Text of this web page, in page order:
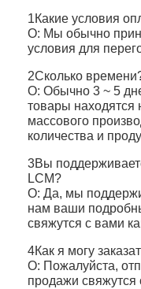
1Какие условия
О: Мы обычно
условия для
2Сколько
О: Обычно 3 ~ 5
товары находятся
массового
количества и
3Вы
LCM?
О: Да, мы
нам ваши
свяжутся с вами
4Как я могу
О: Пожалуйста,
продажи